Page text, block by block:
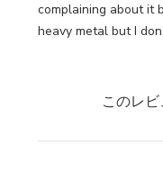
complaining about it
heavy metal but I
このレ